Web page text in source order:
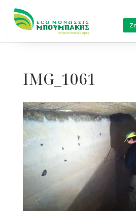
IMG_1061